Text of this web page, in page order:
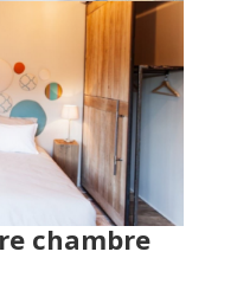
chambre